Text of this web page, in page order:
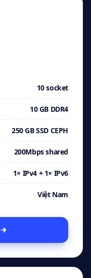
10 socket
10 GB DDR4
250 GB SSD CEPH
200Mbps shared
1× IPv4 + 1× IPv6
Việt Nam